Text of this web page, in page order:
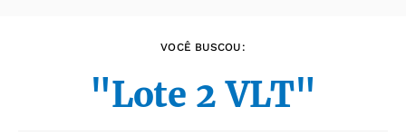
VOCÊ BUSCOU:
"Lote 2 VLT"